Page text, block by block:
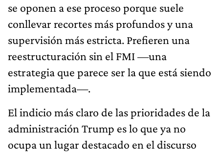
se oponen a ese proceso porque suele
conllevar recortes más profundos y una
supervisión más estricta. Prefieren una
reestructuración sin el FMI —una
estrategia que parece ser la que está siendo
implementada—.
El indicio más claro de las prioridades de la
administración Trump es lo que ya no
ocupa un lugar destacado en el discurso